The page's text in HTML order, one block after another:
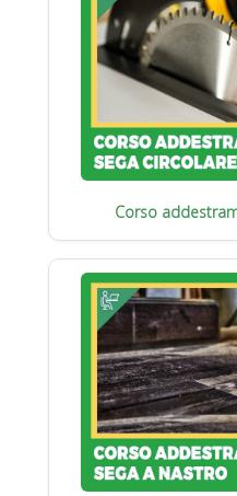
Corso